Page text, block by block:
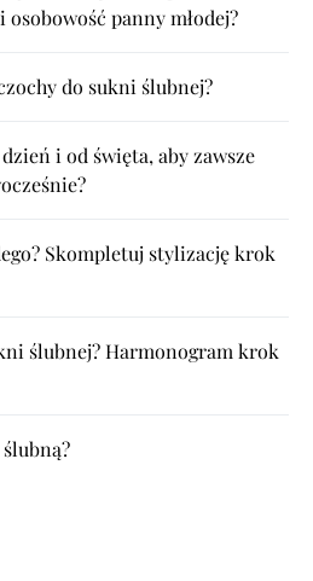
panny młodej?
do sukni ślubnej?
i od święta, aby zawsze
Skompletuj stylizację krok
ślubnej? Harmonogram krok